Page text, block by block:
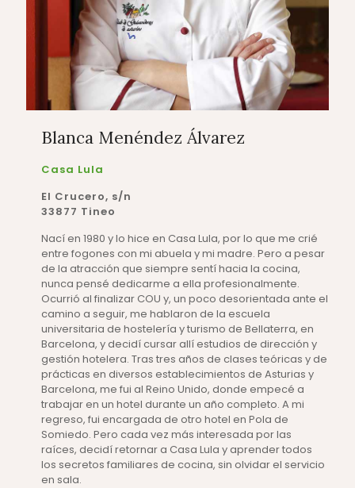
Blanca Menéndez Álvarez
Casa Lula
El Crucero, s/n
33877 Tineo
Nací en 1980 y lo hice en Casa Lula, por lo que me crié
entre fogones con mi abuela y mi madre. Pero a pesar
de la atracción que siempre sentí hacia la cocina,
nunca pensé dedicarme a ella profesionalmente.
Ocurrió al finalizar COU y, un poco desorientada ante el
camino a seguir, me hablaron de la escuela
universitaria de hostelería y turismo de Bellaterra, en
Barcelona, y decidí cursar allí estudios de dirección y
gestión hotelera. Tras tres años de clases teóricas y de
prácticas en diversos establecimientos de Asturias y
Barcelona, me fui al Reino Unido, donde empecé a
trabajar en un hotel durante un año completo. A mi
regreso, fui encargada de otro hotel en Pola de
Somiedo. Pero cada vez más interesada por las
raíces, decidí retornar a Casa Lula y aprender todos
los secretos familiares de cocina, sin olvidar el servicio
en sala.